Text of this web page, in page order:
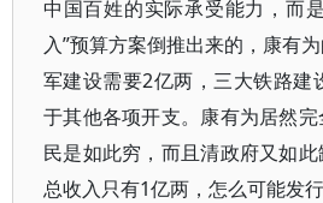
中国百姓的实际承受能力，而
入”预算方案倒推出来的，康有
军建设需要2亿两，三大铁路建
于其他各项开支。康有为居然
民是如此穷，而且清政府又如
总收入只有1亿两，怎么可能发